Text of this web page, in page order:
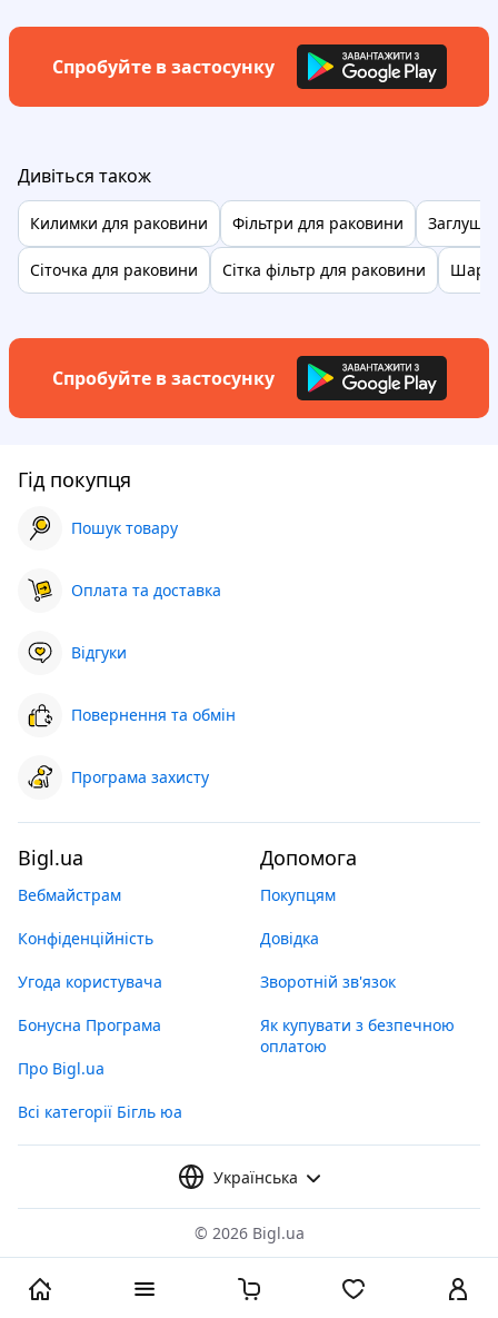
Спробуйте в застосунку
Дивіться також
Килимки для раковини Фільтри для раковини
Сіточка для раковини Сітка фільтр для раковини
Спробуйте в застосунку
Гід покупця
Пошук товару
Оплата та доставка
Відгуки
Повернення та обмін
Програма захисту
Bigl.ua
Вебмайстрам
Конфіденційність
Угода користувача
Бонусна Програма
Про Bigl.ua
Всі категорії Бігль юа
Допомога
Покупцям
Довідка
Зворотній зв'язок
Як купувати з безпечною
оплатою
Українська
© 2026 Bigl.ua